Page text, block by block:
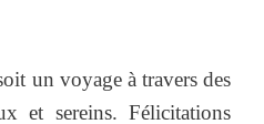
un voyage à travers des
et sereins. Félicitations